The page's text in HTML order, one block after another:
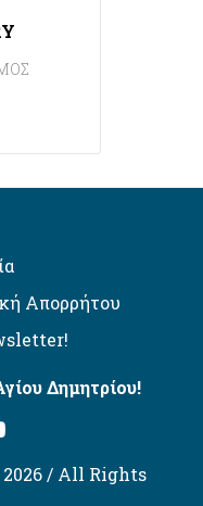
Απορρήτου
Δημητρίου!
2026 / All Rights